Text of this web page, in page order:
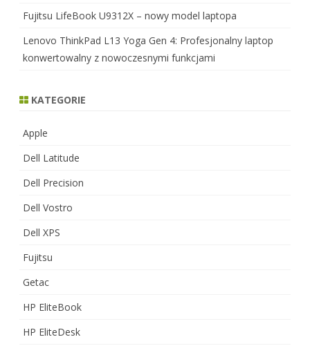
Fujitsu LifeBook U9312X – nowy model laptopa
Lenovo ThinkPad L13 Yoga Gen 4: Profesjonalny laptop
konwertowalny z nowoczesnymi funkcjami
KATEGORIE
Apple
Dell Latitude
Dell Precision
Dell Vostro
Dell XPS
Fujitsu
Getac
HP EliteBook
HP EliteDesk